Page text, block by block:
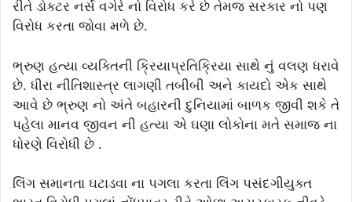
રીતે ડોક્ટર નર્સ વગેરે નો વિરોધ કરે છે તેમજ સરકાર નો પણ
વિરોધ કરતા જોવા મળે છે.
ભ્રુણ હત્યા વ્યક્તિની ક્રિયાપ્રતિક્રિયા સાથે નું વલણ ધરાવે
છે. ધીરા નીતિશાસ્ત્ર લાગણી તબીબી અને કાયદો એક સાથે
આવે છે ભ્રુણ નો અંતે બહારની દુનિયામાં બાળક જીવી શકે તે
પહેલા માનવ જીવન ની હત્યા એ ઘણા લોકોના મતે સમાજ ના
ધોરણે વિરોધી છે .
લિંગ સમાનતા ઘટાડવા ના પગલા કરતા લિંગ પસંદગીયુક્ત